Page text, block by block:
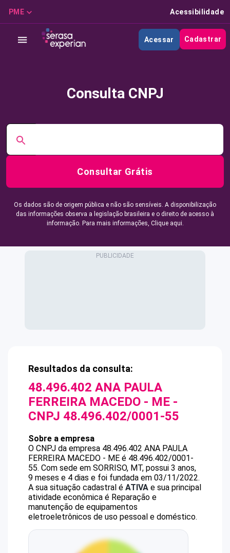
PME Acessibilidade
Acessar Cadastrar
Consulta CNPJ
Consultar Grátis
Os dados são de origem pública e não são sensíveis. A disponibilização
das informações observa a legislação brasileira e o direito de acesso à
informação. Para mais informações, Clique aqui.
Resultados da consulta:
48.496.402 ANA PAULA
FERREIRA MACEDO - ME -
CNPJ 48.496.402/0001-55
Sobre a empresa
O CNPJ da empresa 48.496.402 ANA PAULA
FERREIRA MACEDO - ME é 48.496.402/0001-
55. Com sede em SORRISO, MT, possui 3 anos,
9 meses e 4 dias e foi fundada em 03/11/2022.
A sua situação cadastral é ATIVA e sua principal
atividade econômica é Reparação e
manutenção de equipamentos
eletroeletrônicos de uso pessoal e doméstico.